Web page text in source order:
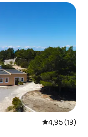
Priemerné
4,95 (19)